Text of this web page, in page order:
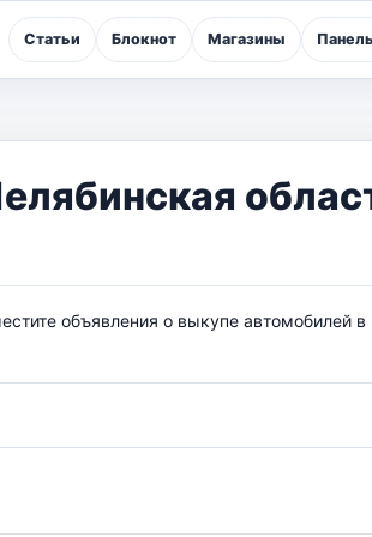
Статьи Блокнот Магазины
объявления о выкупе автомобилей